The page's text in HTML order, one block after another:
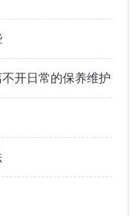
开日常的保养维护